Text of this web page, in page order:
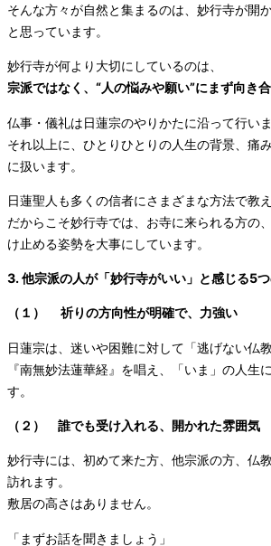
そんな方々が自然と集まるのは、妙行寺が開
と思っています。
妙行寺が何より大切にしているのは、
宗派ではなく、“人の悩みや願い”にまず向き合
仏事・儀礼は日蓮宗のやりかたに沿って行いま
それ以上に、ひとりひとりの人生の背景、痛
に扱います。
日蓮聖人も多くの信者にさまざまな方法で教
だからこそ妙行寺では、お寺に来られる方の
け止める姿勢を大事にしています。
3. 他宗派の人が「妙行寺がいい」と感じる5
（１） 祈りの方向性が明確で、力強い
日蓮宗は、迷いや困難に対して「逃げない仏教
『南無妙法蓮華経』を唱え、「いま」の人生
す。
（２） 誰でも受け入れる、開かれた雰囲気
妙行寺には、初めて来た方、他宗派の方、仏
訪れます。
敷居の高さはありません。
「まずお話を聞きましょう」